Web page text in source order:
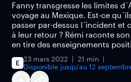
Fanny transgresse les limites
voyage au Mexique. Est-ce
passer par-dessus l´incident et
à leur retour ? Rémi raconte
en tire des enseignements
23 mars 2022
21 min
Disponible jusqu'au 12